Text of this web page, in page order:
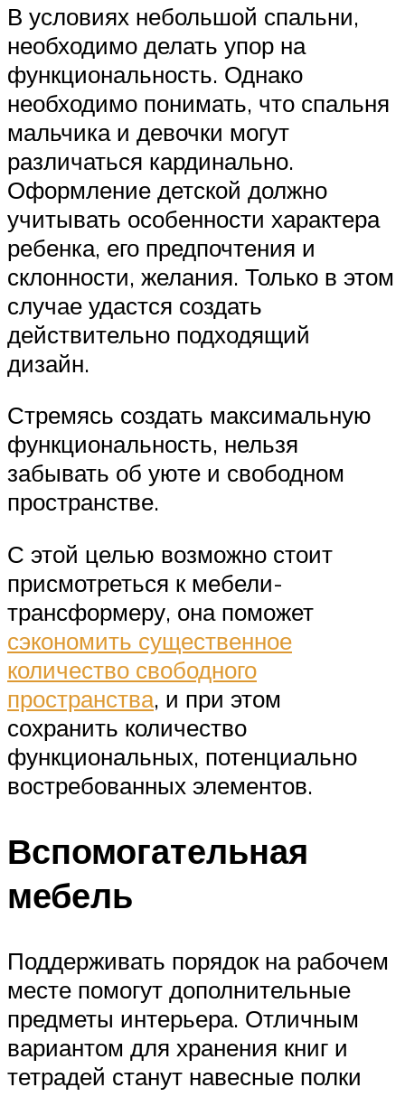
В условиях небольшой спальни,
необходимо делать упор на
функциональность. Однако
необходимо понимать, что спальня
мальчика и девочки могут
различаться кардинально.
Оформление детской должно
учитывать особенности характера
ребенка, его предпочтения и
склонности, желания. Только в этом
случае удастся создать
действительно подходящий
дизайн.
Стремясь создать максимальную
функциональность, нельзя
забывать об уюте и свободном
пространстве.
С этой целью возможно стоит
присмотреться к мебели-
трансформеру, она поможет
сэкономить существенное
количество свободного
пространства, и при этом
сохранить количество
функциональных, потенциально
востребованных элементов.
Вспомогательная
мебель
Поддерживать порядок на рабочем
месте помогут дополнительные
предметы интерьера. Отличным
вариантом для хранения книг и
тетрадей станут навесные полки